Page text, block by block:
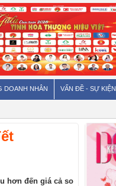
DOANH NHÂN VẤN ĐỀ - SỰ KIỆN
hơn đến giá cả so